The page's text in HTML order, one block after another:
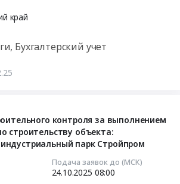
край
Бухгалтерский учет
контроля за выполнением
строительству объекта:
парк Стройпром
Подача заявок до (МСК)
24.10.2025 08:00